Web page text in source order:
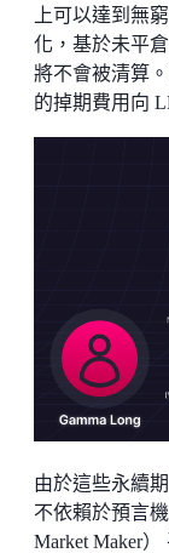
上可以達到無
化，基於未平
將不會被清算
的掉期費用向
由於這些永續
不依賴於預言
Market Maker